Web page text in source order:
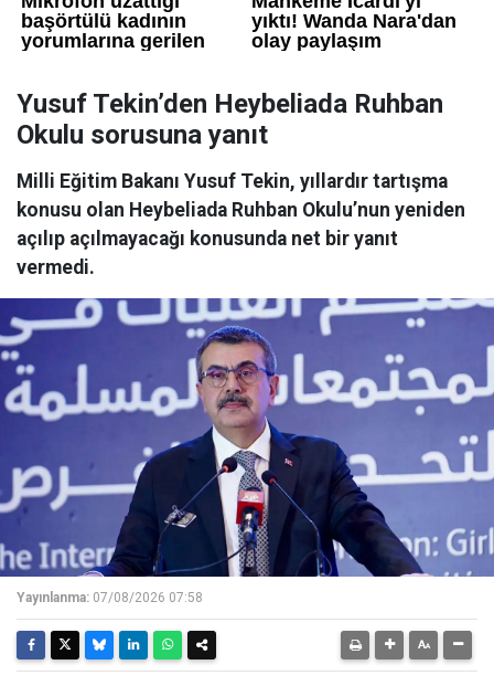
Yusuf Tekin’den Heybeliada Ruhban
Okulu sorusuna yanıt
Milli Eğitim Bakanı Yusuf Tekin, yıllardır tartışma
konusu olan Heybeliada Ruhban Okulu’nun yeniden
açılıp açılmayacağı konusunda net bir yanıt
vermedi.
Yayınlanma: 07/08/2026 07:58